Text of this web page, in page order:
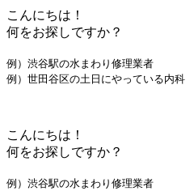
こんにちは！
何をお探しですか？
例）渋谷駅の水まわり修理業者
例）世田谷区の土日にやっている内科
こんにちは！
何をお探しですか？
例）渋谷駅の水まわり修理業者